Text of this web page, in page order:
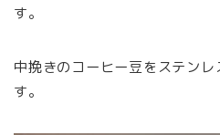
す。
中挽きのコーヒー豆をステン
す。